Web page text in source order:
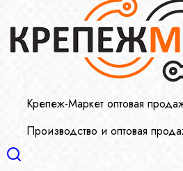
Крепеж-Маркет оптовая
Производство и оптовая